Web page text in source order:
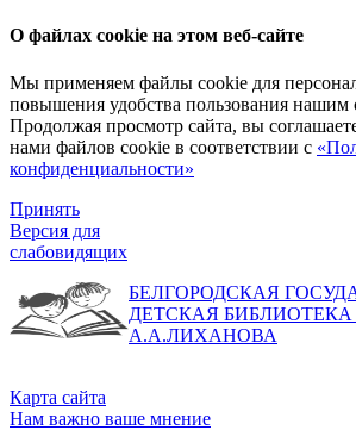
О файлах cookie на этом веб-сайте
Мы применяем файлы cookie для
повышения удобства пользования нашим
Продолжая просмотр сайта, вы
нами файлов cookie в соответствии с
конфиденциальности»
Принять
Версия для
слабовидящих
БЕЛГОРОДСКАЯ
ДЕТСКАЯ
А.А.ЛИХАНОВА
Карта сайта
Нам важно ваше мнение